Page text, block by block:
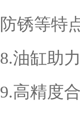
防锈等特
8.油缸助
9.高精度